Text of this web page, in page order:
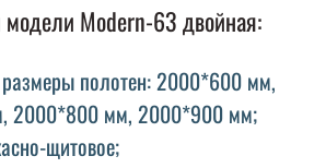
модели Modern-63 двойная:
полотен: 2000*600 мм,
2000*800 мм, 2000*900 мм;
щитовое;